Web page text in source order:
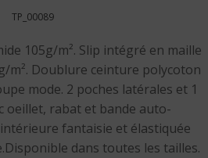
TP_00089
105g/m². Slip intégré en maille
m². Doublure ceinture polycoton
mode. 2 poches latérales et 1
oeillet, rabat et bande auto-
fantaisie et élastiquée
dans toutes les tailles.